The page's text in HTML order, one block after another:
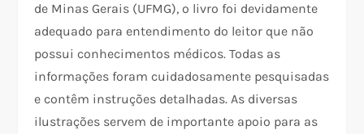
de Minas Gerais (UFMG), o livro foi devidamente
adequado para entendimento do leitor que não
possui conhecimentos médicos. Todas as
informações foram cuidadosamente pesquisadas
e contêm instruções detalhadas. As diversas
ilustrações servem de importante apoio para as